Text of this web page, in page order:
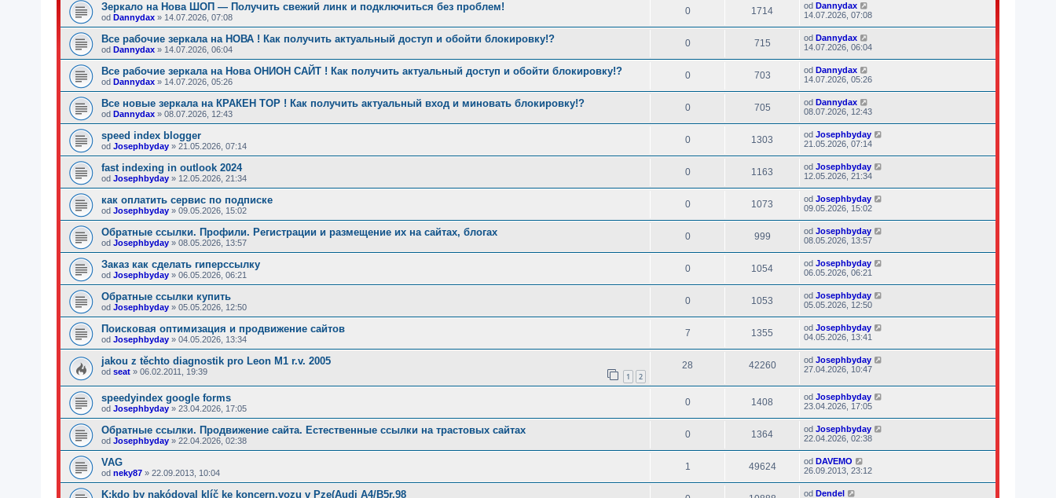
Зеркало на Нова ШОП — Получить свежий линк и подключиться без проблем!
od Dannydax » 14.07.2026, 07:08
0 1714 od Dannydax
14.07.2026, 07:08
Все рабочие зеркала на НОВА ! Как получить актуальный доступ и обойти блокировку!?
od Dannydax » 14.07.2026, 06:04
0 715 od Dannydax
14.07.2026, 06:04
Все рабочие зеркала на Нова ОНИОН САЙТ ! Как получить актуальный доступ и обойти блокировку!?
od Dannydax » 14.07.2026, 05:26
0 703 od Dannydax
14.07.2026, 05:26
Все новые зеркала на КРАКЕН ТОР ! Как получить актуальный вход и миновать блокировку!?
od Dannydax » 08.07.2026, 12:43
0 705 od Dannydax
08.07.2026, 12:43
speed index blogger
od Josephbyday » 21.05.2026, 07:14
0 1303 od Josephbyday
21.05.2026, 07:14
fast indexing in outlook 2024
od Josephbyday » 12.05.2026, 21:34
0 1163 od Josephbyday
12.05.2026, 21:34
как оплатить сервис по подписке
od Josephbyday » 09.05.2026, 15:02
0 1073 od Josephbyday
09.05.2026, 15:02
Обратные ссылки. Профили. Регистрации и размещение их на сайтах, блогах
od Josephbyday » 08.05.2026, 13:57
0 999 od Josephbyday
08.05.2026, 13:57
Заказ как сделать гиперссылку
od Josephbyday » 06.05.2026, 06:21
0 1054 od Josephbyday
06.05.2026, 06:21
Обратные ссылки купить
od Josephbyday » 05.05.2026, 12:50
0 1053 od Josephbyday
05.05.2026, 12:50
Поисковая оптимизация и продвижение сайтов
od Josephbyday » 04.05.2026, 13:34
7 1355 od Josephbyday
04.05.2026, 13:41
jakou z těchto diagnostik pro Leon M1 r.v. 2005
od seat » 06.02.2011, 19:39 1 2
28 42260 od Josephbyday
27.04.2026, 10:47
speedyindex google forms
od Josephbyday » 23.04.2026, 17:05
0 1408 od Josephbyday
23.04.2026, 17:05
Обратные ссылки. Продвижение сайта. Естественные ссылки на трастовых сайтах
od Josephbyday » 22.04.2026, 02:38
0 1364 od Josephbyday
22.04.2026, 02:38
VAG
od neky87 » 22.09.2013, 10:04
1 49624 od DAVEMO
26.09.2013, 23:12
K:kdo by nakódoval klíč ke koncern.vozu v Pze(Audi A4/B5r.98 od Dendel